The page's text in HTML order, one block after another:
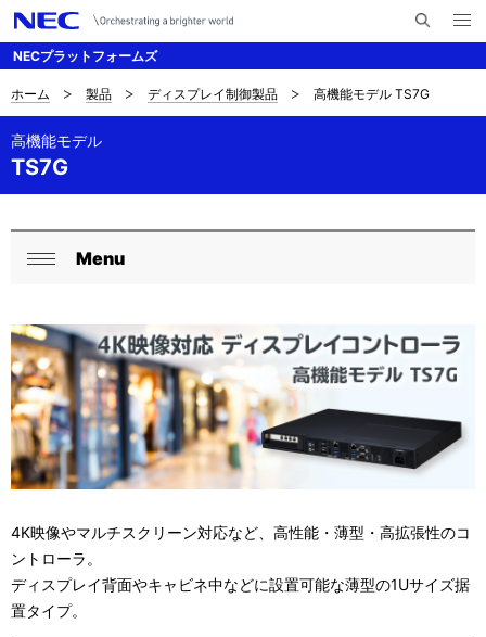
NECプラットフォームズ
メ
ニ
ナ
ビ
ゲ
シ
サ
イ
ト
の
在
位
置
を
示
し
て
ホーム 製品 ディスプレイ制御製品 高機能モデル TS7G
TS7G
高機能モデル
ロ
カ
ル
ナ
ビ
ー
シ
る
Menu
4K映像やマルチスクリーン対応など、高性能・薄型・高拡張性のコ
ントローラ。
ディスプレイ背面やキャビネ中などに設置可能な薄型の1Uサイズ据
置タイプ。